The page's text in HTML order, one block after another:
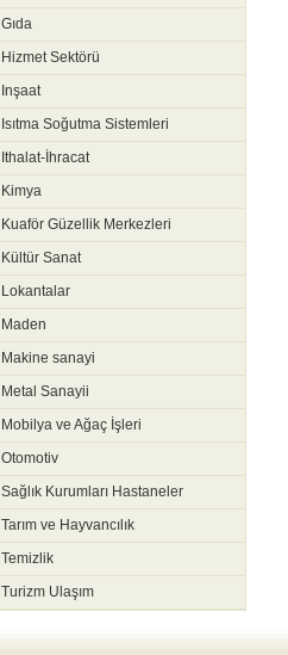
Gıda
Hizmet Sektörü
Inşaat
Isıtma Soğutma Sistemleri
Ithalat-İhracat
Kimya
Kuaför Güzellik Merkezleri
Kültür Sanat
Lokantalar
Maden
Makine sanayi
Metal Sanayii
Mobilya ve Ağaç İşleri
Otomotiv
Sağlık Kurumları Hastaneler
Tarım ve Hayvancılık
Temizlik
Turizm Ulaşım